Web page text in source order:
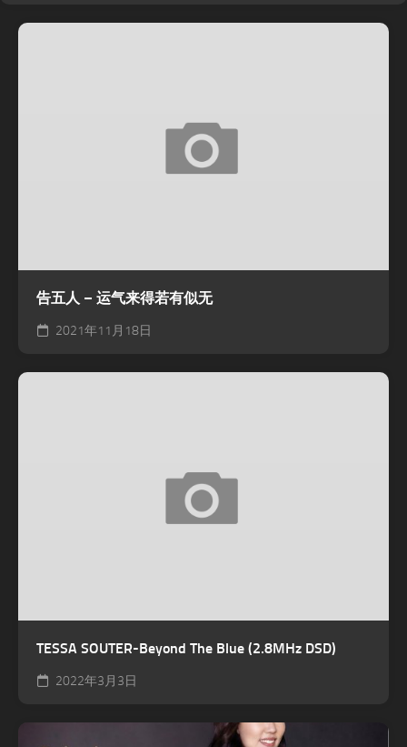
告五人 – 运气来得若有似无
2021年11月18日
TESSA SOUTER-Beyond The Blue (2.8MHz DSD)
2022年3月3日